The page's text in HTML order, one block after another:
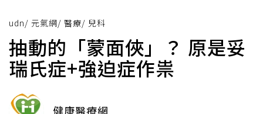
udn/ 元氣網/ 醫療/ 兒科
抽動的「蒙面俠」？ 原是妥
瑞氏症+強迫症作祟
健康醫療網